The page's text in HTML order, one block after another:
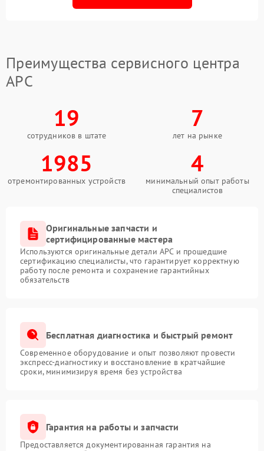
Преимущества сервисного центра
APC
19
сотрудников в штате
7
лет на рынке
1985
отремонтированных устройств
4
минимальный опыт работы
специалистов
Оригинальные запчасти и
сертифицированные мастера
Используются оригинальные детали APC и прошедшие
сертификацию специалисты, что гарантирует корректную
работу после ремонта и сохранение гарантийных
обязательств
Бесплатная диагностика и быстрый ремонт
Современное оборудование и опыт позволяют провести
экспресс-диагностику и восстановление в кратчайшие
сроки, минимизируя время без устройства
Гарантия на работы и запчасти
Предоставляется документированная гарантия на